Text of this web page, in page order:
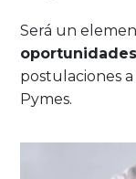
Será un
postulaciones a
Pymes.